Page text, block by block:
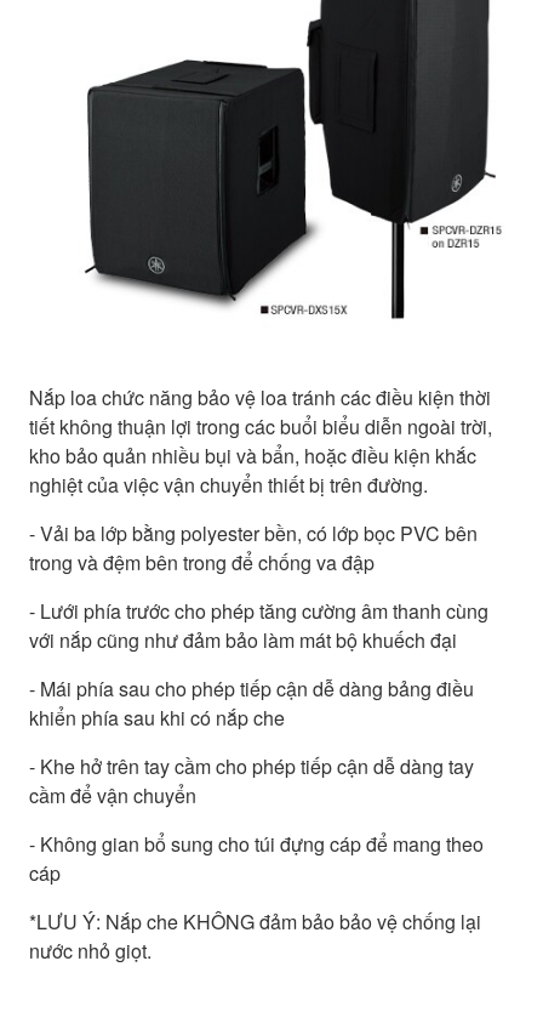
Nắp loa chức năng bảo vệ loa tránh các điều kiện thời
tiết không thuận lợi trong các buổi biểu diễn ngoài trời,
kho bảo quản nhiều bụi và bẩn, hoặc điều kiện khắc
nghiệt của việc vận chuyển thiết bị trên đường.
- Vải ba lớp bằng polyester bền, có lớp bọc PVC bên
trong và đệm bên trong để chống va đập
- Lưới phía trước cho phép tăng cường âm thanh cùng
với nắp cũng như đảm bảo làm mát bộ khuếch đại
- Mái phía sau cho phép tiếp cận dễ dàng bảng điều
khiển phía sau khi có nắp che
- Khe hở trên tay cầm cho phép tiếp cận dễ dàng tay
cầm để vận chuyển
- Không gian bổ sung cho túi đựng cáp để mang theo
cáp
*LƯU Ý: Nắp che KHÔNG đảm bảo bảo vệ chống lại
nước nhỏ giọt.